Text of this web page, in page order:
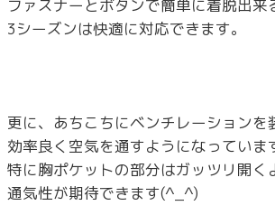
ファスナーとボタンで簡単に着脱出来
3シーズンは快適に対応できます。
更に、あちこちにベンチレーションを
効率良く空気を通すようになっていま
特に胸ポケットの部分はガッツリ開く
通気性が期待できます(^_^)